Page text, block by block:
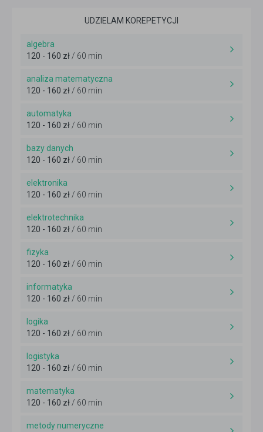
UDZIELAM KOREPETYCJI
algebra
120 - 160 zł / 60 min
analiza matematyczna
120 - 160 zł / 60 min
automatyka
120 - 160 zł / 60 min
bazy danych
120 - 160 zł / 60 min
elektronika
120 - 160 zł / 60 min
elektrotechnika
120 - 160 zł / 60 min
fizyka
120 - 160 zł / 60 min
informatyka
120 - 160 zł / 60 min
logika
120 - 160 zł / 60 min
logistyka
120 - 160 zł / 60 min
matematyka
120 - 160 zł / 60 min
metody numeryczne